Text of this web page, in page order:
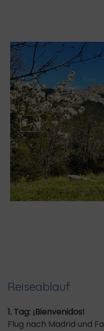
←
Reiseablauf
1. Tag: ¡Bienvenidos!
Flug nach Madrid und